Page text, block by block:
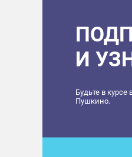
И
Будьте в
Пушкино.